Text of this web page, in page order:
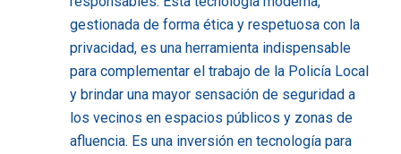
gestionada de forma ética y respetuosa con la
privacidad, es una herramienta indispensable
para complementar el trabajo de la Policía Local
y brindar una mayor sensación de seguridad a
los vecinos en espacios públicos y zonas de
afluencia. Es una inversión en tecnología para